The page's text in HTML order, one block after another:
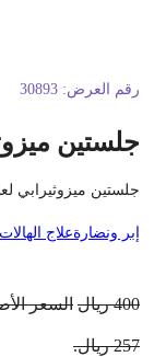
العرض: 30893
ميزوثيرابي لعلاج
ونضارةعلاج الهالات
ريال السعر الأصلي هو: 400